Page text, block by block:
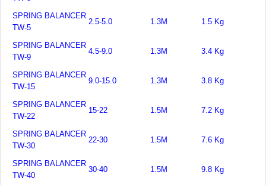
SPRING BALANCER
TW-5
2.5-5.0 1.3M 1.5 Kg
SPRING BALANCER
TW-9
4.5-9.0 1.3M 3.4 Kg
SPRING BALANCER
TW-15
9.0-15.0 1.3M 3.8 Kg
SPRING BALANCER
TW-22
15-22 1.5M 7.2 Kg
SPRING BALANCER
TW-30
22-30 1.5M 7.6 Kg
SPRING BALANCER
TW-40
30-40 1.5M 9.8 Kg